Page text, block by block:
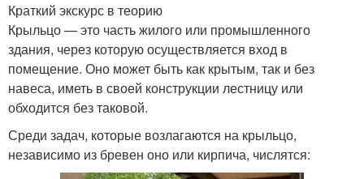
Краткий экскурс в теорию
Крыльцо — это часть жилого или промышленного
здания, через которую осуществляется вход в
помещение. Оно может быть как крытым, так и без
навеса, иметь в своей конструкции лестницу или
обходится без таковой.
Среди задач, которые возлагаются на крыльцо,
независимо из бревен оно или кирпича, числятся: